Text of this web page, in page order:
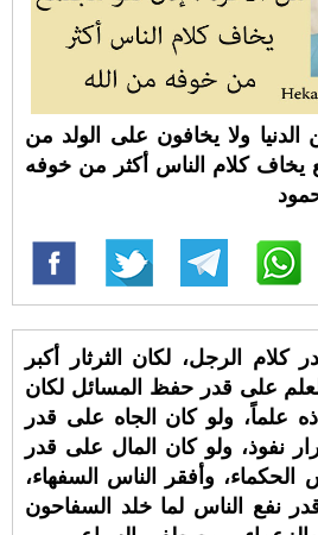
ولا يخافون على الولد من
يخاف كلام الناس أكثر من خوفه
الرجل، لكان الثرثار أكبر
على قدر حفظ المسائل لكان
علماً، ولو كان الجاه على قدر
نفوذ، ولو كان المال على قدر
الحكماء، وأفقر الناس السفهاء،
نفع الناس لما خلد السفاحون